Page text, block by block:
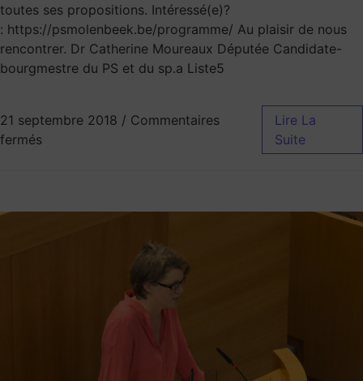
toutes ses propositions. Intéressé(e)?
: https://psmolenbeek.be/programme/ Au plaisir de nous
rencontrer. Dr Catherine Moureaux Députée Candidate-
bourgmestre du PS et du sp.a Liste5
21 septembre 2018 / Commentaires
fermés
Lire La
Suite